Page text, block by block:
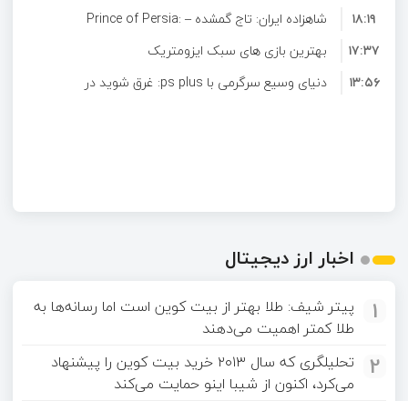
شاهزاده ایران: تاج گمشده – Prince of Persia:
The Lost Crown
۱۸:۱۹
بهترین بازی های سبک ایزومتریک
۱۷:۳۷
دنیای وسیع سرگرمی با ps plus: غرق شوید در
۱۳:۵۶
اخبار ارز دیجیتال
1
پیتر شیف: طلا بهتر از بیت کوین است اما رسانه‌ها به
طلا کمتر اهمیت می‌دهند
2
تحلیلگری که سال ۲۰۱۳ خرید بیت کوین را پیشنهاد
می‌کرد، اکنون از شیبا اینو حمایت می‌کند